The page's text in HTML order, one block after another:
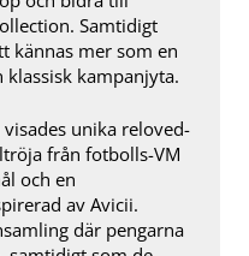
Samtidigt
kännas mer som en
kampanjyta.
unika reloved-
från fotbolls-VM
och en
av Avicii.
där pengarna